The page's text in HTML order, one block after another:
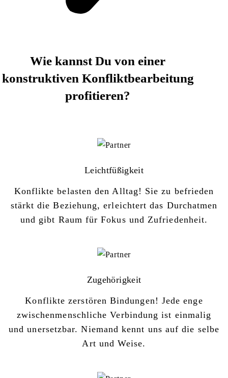
Wie kannst Du von einer
konstruktiven Konfliktbearbeitung
profitieren?
Leichtfüßigkeit
Konflikte belasten den Alltag! Sie zu befrieden
stärkt die Beziehung, erleichtert das Durchatmen
und gibt Raum für Fokus und Zufriedenheit.
Zugehörigkeit
Konflikte zerstören Bindungen! Jede enge
zwischenmenschliche Verbindung ist einmalig
und unersetzbar. Niemand kennt uns auf die selbe
Art und Weise.